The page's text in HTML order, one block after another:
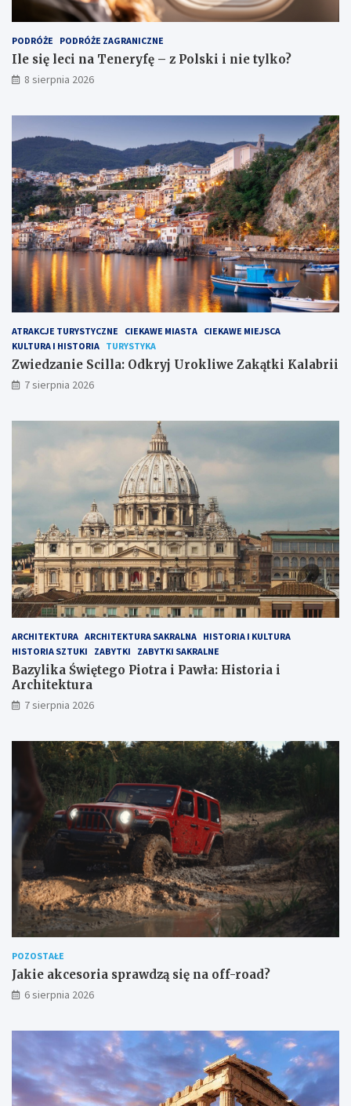
PODRÓŻE PODRÓŻE ZAGRANICZNE
Ile się leci na Teneryfę – z Polski i nie tylko?
8 sierpnia 2026
ATRAKCJE TURYSTYCZNE CIEKAWE MIASTA CIEKAWE MIEJSCA
KULTURA I HISTORIA TURYSTYKA
Zwiedzanie Scilla: Odkryj Urokliwe Zakątki Kalabrii
7 sierpnia 2026
ARCHITEKTURA ARCHITEKTURA SAKRALNA HISTORIA I KULTURA
HISTORIA SZTUKI
ZABYTKI ZABYTKI SAKRALNE
Bazylika Świętego Piotra i Pawła: Historia i
Architektura
7 sierpnia 2026
POZOSTAŁE
Jakie akcesoria sprawdzą się na off-road?
6 sierpnia 2026